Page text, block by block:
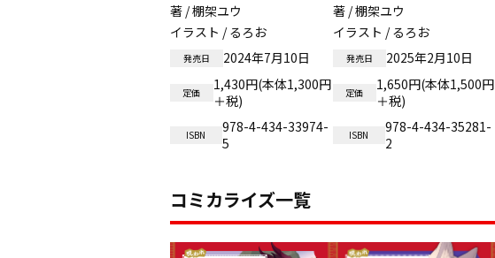
著 / 棚架ユウ
イラスト / るろお
発売日 2024年7月10日
定価
1,430円(本体1,300円
＋税)
ISBN
978-4-434-33974-
5
著 / 棚架ユウ
イラスト / るろお
発売日 2025年2月10日
定価
1,650円(本体1,500円
＋税)
ISBN
978-4-434-35281-
2
コミカライズ一覧